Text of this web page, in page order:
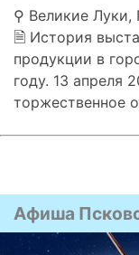
⚲ Великие Луки,
🗎 История
продукции в
году. 13 апреля
торжественное
Афиша